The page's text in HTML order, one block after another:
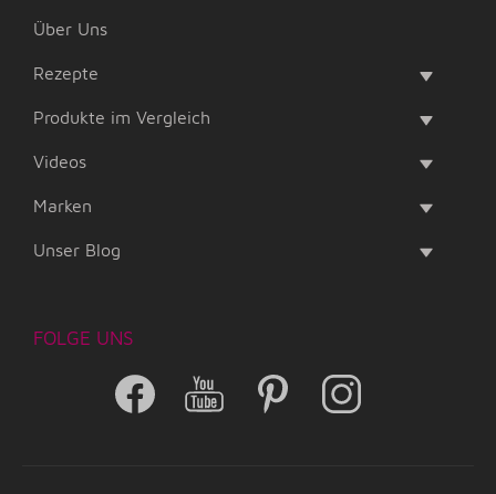
Über Uns
Rezepte
Produkte im Vergleich
Videos
Marken
Unser Blog
FOLGE UNS